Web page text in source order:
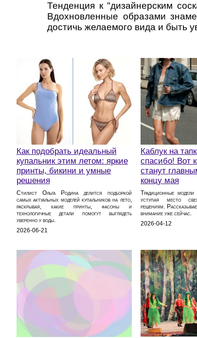
Тенденция к "дизайнерским
Вдохновленные образами
достичь желаемого вида и быть
Как подобрать идеальный
купальник этим летом: яркие
принты, бикини и умные
решения
Стилист Ольга Родина делится подборкой
самых актуальных моделей купальников на лето,
раскрывая, какие принты, фасоны и
технологичные детали помогут выглядеть
уверенно у воды.
2026-06-21
Каблук на
спасибо! Вот
станут
концу мая
Традиционные
уступая место
решениям.
внимание уже сейчас.
2026-04-12